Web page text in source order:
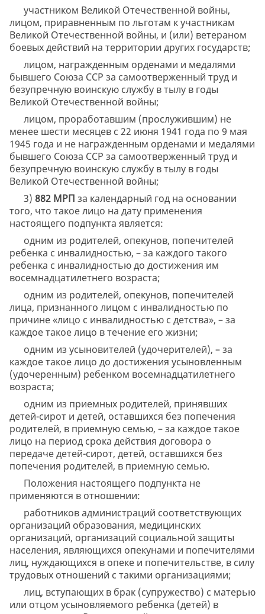
участником Великой Отечественной войны,
лицом, приравненным по льготам к участникам
Великой Отечественной войны, и (или) ветераном
боевых действий на территории других государств;
лицом, награжденным орденами и медалями
бывшего Союза ССР за самоотверженный труд и
безупречную воинскую службу в тылу в годы
Великой Отечественной войны;
лицом, проработавшим (прослужившим) не
менее шести месяцев с 22 июня 1941 года по 9 мая
1945 года и не награжденным орденами и медалями
бывшего Союза ССР за самоотверженный труд и
безупречную воинскую службу в тылу в годы
Великой Отечественной войны;
3) 882 МРП за календарный год на основании
того, что такое лицо на дату применения
настоящего подпункта является:
одним из родителей, опекунов, попечителей
ребенка с инвалидностью, – за каждого такого
ребенка с инвалидностью до достижения им
восемнадцатилетнего возраста;
одним из родителей, опекунов, попечителей
лица, признанного лицом с инвалидностью по
причине «лицо с инвалидностью с детства», – за
каждое такое лицо в течение его жизни;
одним из усыновителей (удочерителей), – за
каждое такое лицо до достижения усыновленным
(удочеренным) ребенком восемнадцатилетнего
возраста;
одним из приемных родителей, принявших
детей-сирот и детей, оставшихся без попечения
родителей, в приемную семью, – за каждое такое
лицо на период срока действия договора о
передаче детей-сирот, детей, оставшихся без
попечения родителей, в приемную семью.
Положения настоящего подпункта не
применяются в отношении:
работников администраций соответствующих
организаций образования, медицинских
организаций, организаций социальной защиты
населения, являющихся опекунами и попечителями
лиц, нуждающихся в опеке и попечительстве, в силу
трудовых отношений с такими организациями;
лиц, вступающих в брак (супружество) с матерью
или отцом усыновляемого ребенка (детей) в